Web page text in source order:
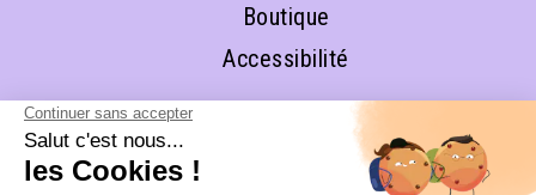
Boutique
Accessibilité
RESTONS EN CONTACT ET
ABONNEZ-VOUS À NOTRE